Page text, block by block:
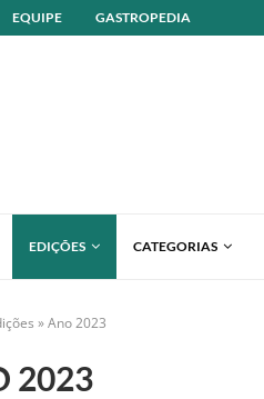
EQUIPE GASTROPEDIA
EDIÇÕES CATEGORIAS
»Ano 2023
2023